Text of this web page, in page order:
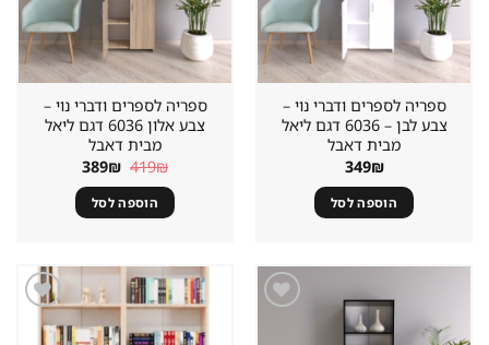
ספריה לספרים ודברי נוי –
צבע לבן – 6036 דגם ליאל
מבית דאבל
349₪
הוספה לסל
ספריה לספרים ודברי נוי –
צבע אלון 6036 דגם ליאל
מבית דאבל
419₪ המחיר
המקורי
היה:
419₪.
389₪ המחיר
הוא:
389₪. הוספה לסל
שמור